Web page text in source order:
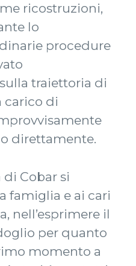
ricostruzioni,
lo
procedure
traiettoria di
carico di
direttamente.
Cobar si
famiglia e ai cari
nell’esprimere il
per quanto
momento a